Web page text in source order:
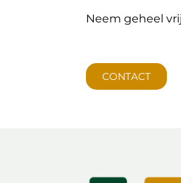
Neem geheel
CONTACT